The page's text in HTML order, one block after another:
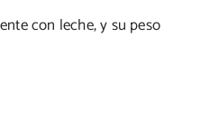
con leche, y su peso